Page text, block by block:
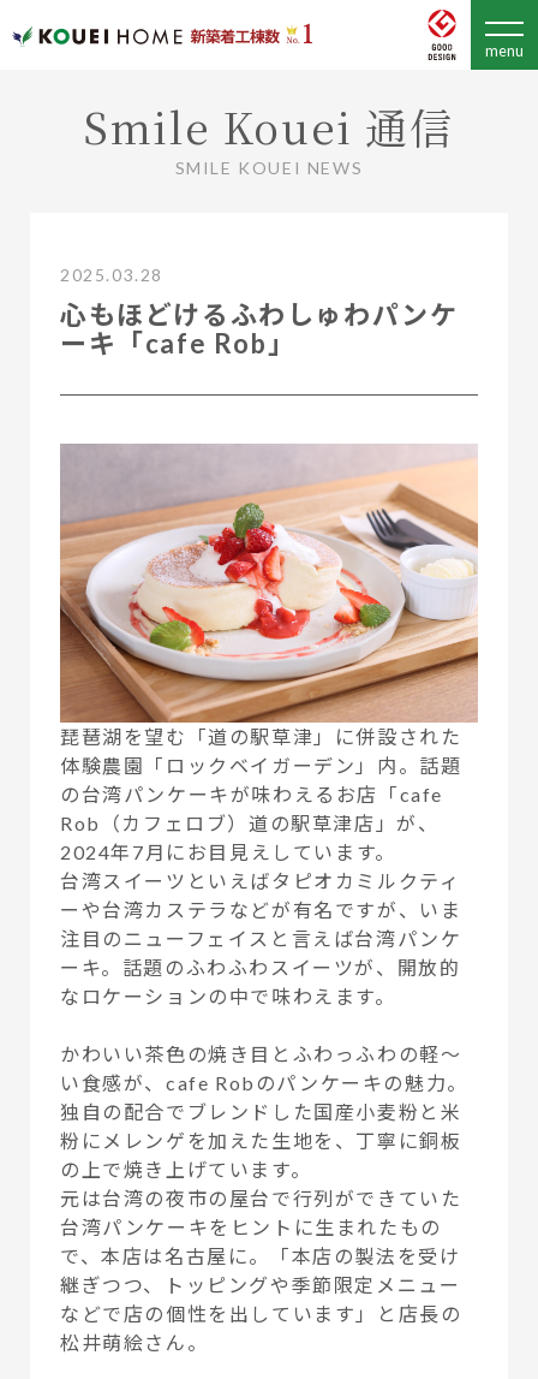
Smile Kouei 通信
SMILE KOUEI NEWS
2025.03.28
心もほどけるふわしゅわパンケ
ーキ「cafe Rob」
琵琶湖を望む「道の駅草津」に併設された
体験農園「ロックベイガーデン」内。話題
の台湾パンケーキが味わえるお店「cafe
Rob（カフェロブ）道の駅草津店」が、
2024年7月にお目見えしています。
台湾スイーツといえばタピオカミルクティ
ーや台湾カステラなどが有名ですが、いま
注目のニューフェイスと言えば台湾パンケ
ーキ。話題のふわふわスイーツが、開放的
なロケーションの中で味わえます。
かわいい茶色の焼き目とふわっふわの軽〜
い食感が、cafe Robのパンケーキの魅力。
独自の配合でブレンドした国産小麦粉と米
粉にメレンゲを加えた生地を、丁寧に銅板
の上で焼き上げています。
元は台湾の夜市の屋台で行列ができていた
台湾パンケーキをヒントに生まれたもの
で、本店は名古屋に。「本店の製法を受け
継ぎつつ、トッピングや季節限定メニュー
などで店の個性を出しています」と店長の
松井萌絵さん。